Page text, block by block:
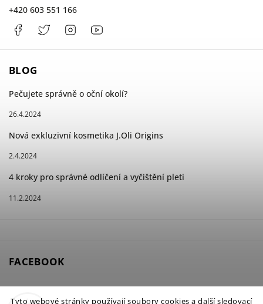
Tyto webové stránky používají soubory cookies a další sledovací
+420 603 551 166
FacebookPetraClinicInstagram
BLOG
Pečujete správně o oční okolí?
26.4.2024
Nová exkluzivní kosmetika J.Oli Origins
2.4.2024
4 kroky pro správné odlíčení a vyčištění pleti
11.2.2024
FACEBOOK